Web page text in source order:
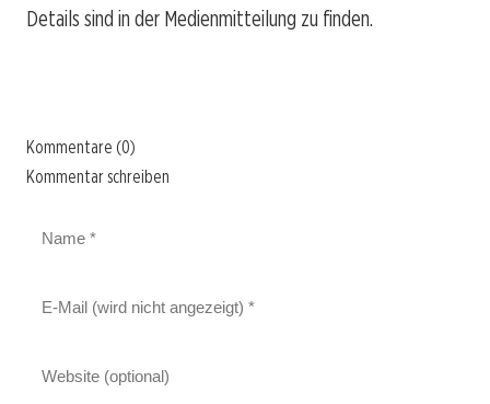
Details sind in der Medienmitteilung zu finden.
Kommentare (0)
Kommentar schreiben